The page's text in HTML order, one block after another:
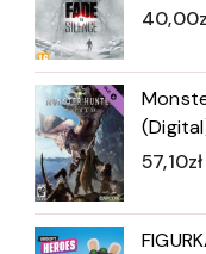
40,00
57,10zł